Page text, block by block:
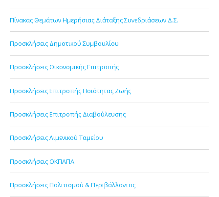
Πίνακας Θεμάτων Ημερήσιας Διάταξης Συνεδριάσεων Δ.Σ.
Προσκλήσεις Δημοτικού Συμβουλίου
Προσκλήσεις Οικονομικής Επιτροπής
Προσκλήσεις Επιτροπής Ποιότητας Ζωής
Προσκλήσεις Επιτροπής Διαβούλευσης
Προσκλήσεις Λιμενικού Ταμείου
Προσκλήσεις ΟΚΠΑΠΑ
Προσκλήσεις Πολιτισμού & Περιβάλλοντος